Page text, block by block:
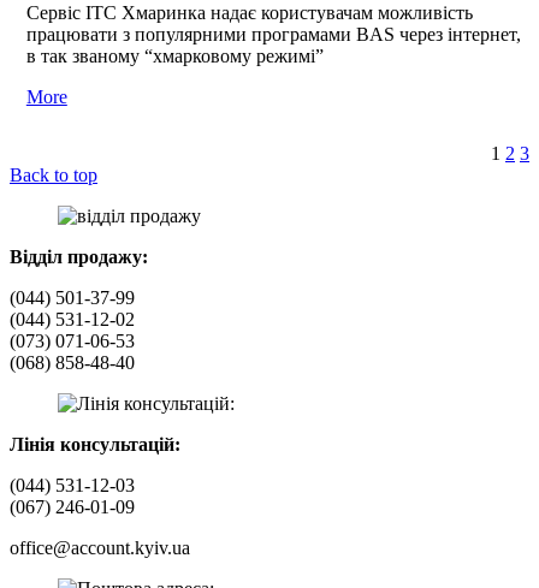
Сервіс ІТС Хмаринка надає користувачам можливість
працювати з популярними програмами BAS через інтернет,
в так званому “хмарковому режимі”
More
1 2 3
Back to top
Відділ продажу:
(044) 501-37-99
(044) 531-12-02
(073) 071-06-53
(068) 858-48-40
Лінія консультацій:
(044) 531-12-03
(067) 246-01-09
office@account.kyiv.ua